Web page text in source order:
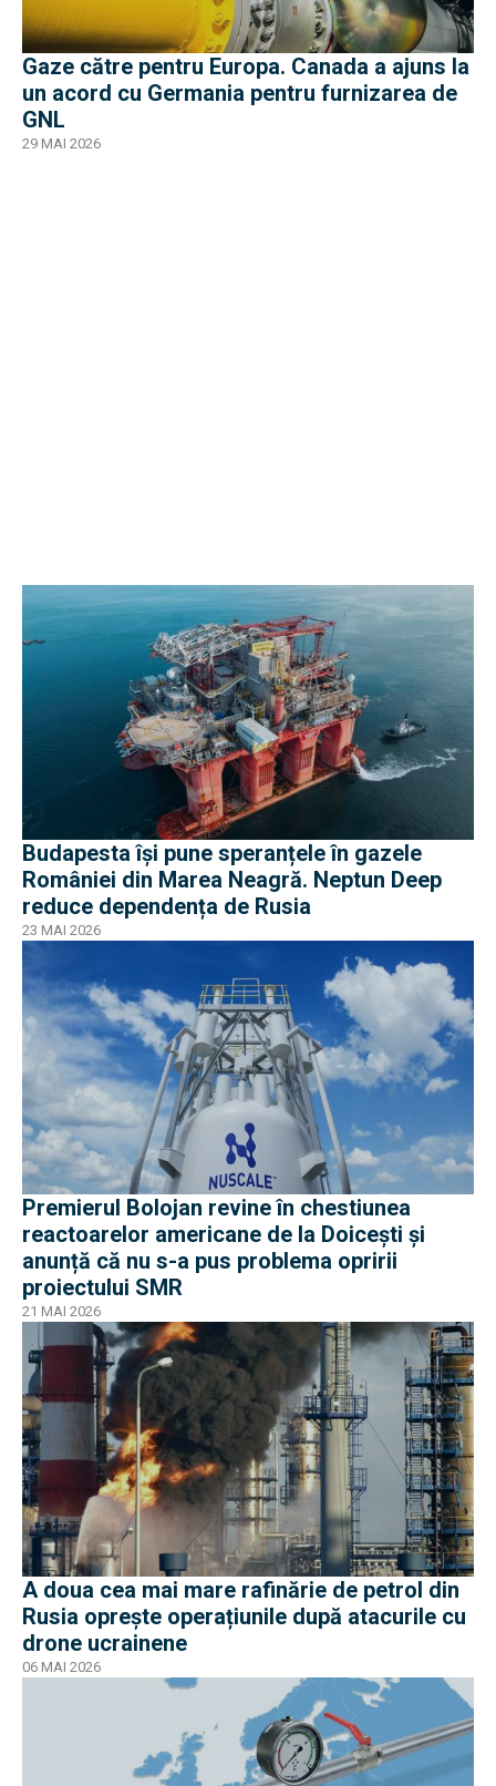
Gaze către pentru Europa. Canada a ajuns la
un acord cu Germania pentru furnizarea de
GNL
29 MAI 2026
Budapesta își pune speranțele în gazele
României din Marea Neagră. Neptun Deep
reduce dependența de Rusia
23 MAI 2026
Premierul Bolojan revine în chestiunea
reactoarelor americane de la Doicești și
anunță că nu s-a pus problema opririi
proiectului SMR
21 MAI 2026
A doua cea mai mare rafinărie de petrol din
Rusia oprește operațiunile după atacurile cu
drone ucrainene
06 MAI 2026